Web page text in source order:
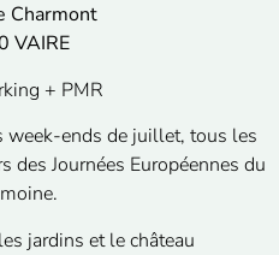
Charmont
VAIRE
+ PMR
week-ends de juillet, tous les
des Journées Européennes du
jardins et le château